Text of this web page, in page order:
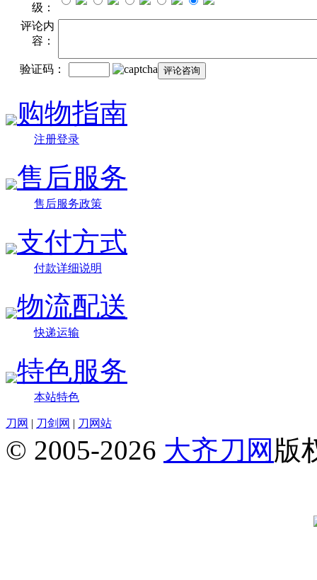
级：
评论内
容：
验证码：
购物指南
注册登录
售后服务
售后服务政策
支付方式
付款详细说明
物流配送
快递运输
特色服务
本站特色
刀网 | 刀剑网 | 刀网站
© 2005-2026 大齐刀网 版